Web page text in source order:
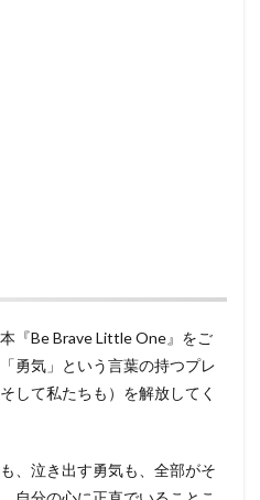
『Be Brave Little One』をご
勇気」という言葉の持つプレ
して私たちも）を解放してく
、泣き出す勇気も、全部がそ